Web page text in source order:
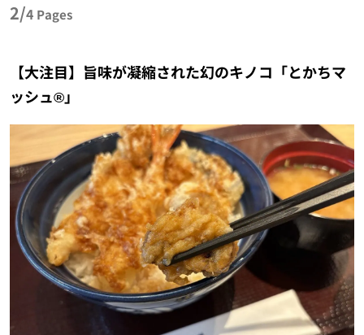
2/4 Pages
【大注目】旨味が凝縮された幻のキノコ「とかちマ
ッシュ®︎」